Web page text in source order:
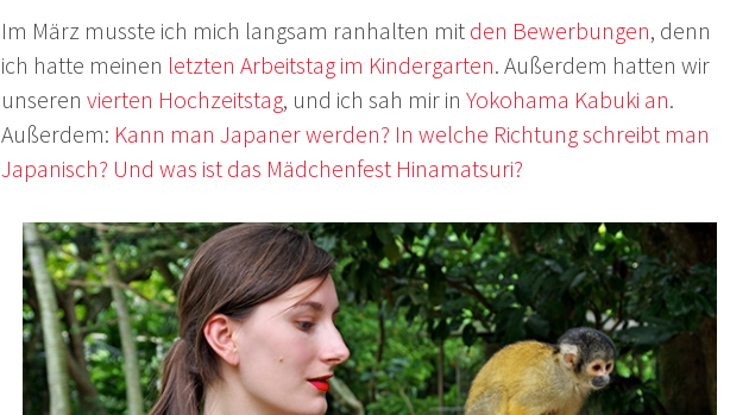
Im März musste ich mich langsam ranhalten mit den Bewerbungen, denn
ich hatte meinen letzten Arbeitstag im Kindergarten. Außerdem hatten wir
unseren vierten Hochzeitstag, und ich sah mir in Yokohama Kabuki an.
Außerdem: Kann man Japaner werden? In welche Richtung schreibt man
Japanisch? Und was ist das Mädchenfest Hinamatsuri?